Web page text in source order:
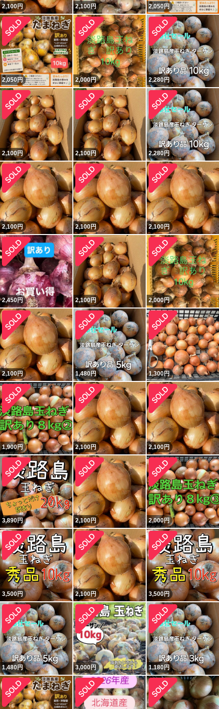
2,100円 2,100円 2,050円
2,050円 2,000円 2,280円
2,100円 2,100円 2,280円
2,100円 2,100円 2,100円
2,450円 2,100円 2,000円
2,100円 1,480円 1,300円
1,900円 2,100円 2,100円
3,890円 2,100円 2,000円
3,500円 2,100円 3,500円
1,480円 3,000円 1,180円